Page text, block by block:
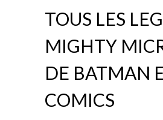
TOUS LES
MIGHTY
DE BATMAN
COMICS